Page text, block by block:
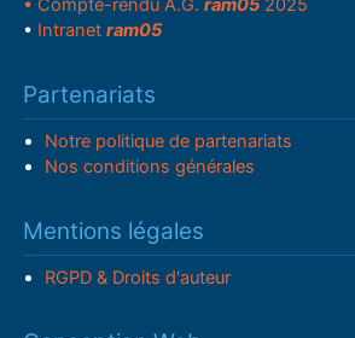
• Compte-rendu A.G.ram05 2025
• Intranetram05
Partenariats
Notre politique de partenariats
Nos conditions générales
Mentions légales
RGPD & Droits d'auteur